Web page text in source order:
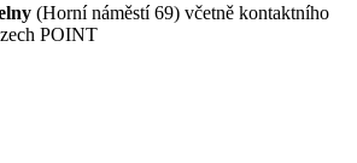
(Horní náměstí 69) včetně kontaktního
POINT